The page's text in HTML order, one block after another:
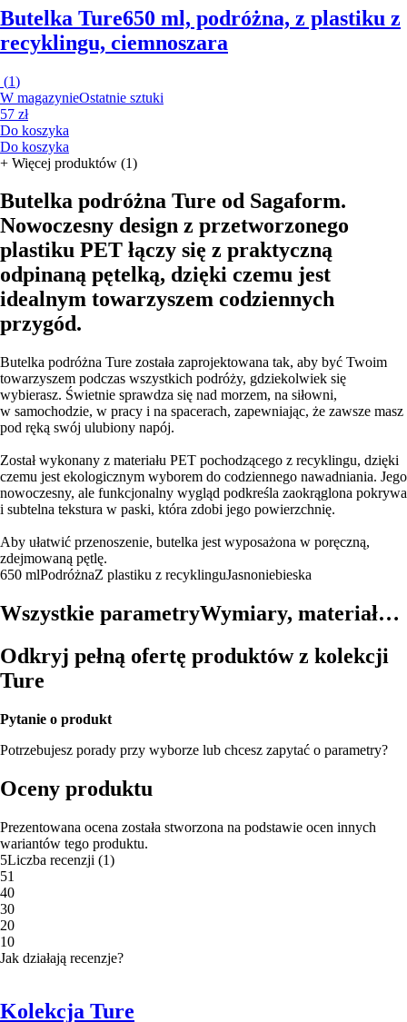
Butelka Ture650 ml, podróżna, z plastiku z
recyklingu, ciemnoszara
(1)
W magazynieOstatnie sztuki
57 zł
Do koszyka
Do koszyka
+ Więcej produktów (1)
Butelka podróżna Ture od Sagaform.
Nowoczesny design z przetworzonego
plastiku PET łączy się z praktyczną
odpinaną pętelką, dzięki czemu jest
idealnym towarzyszem codziennych
przygód.
Butelka podróżna Ture została zaprojektowana tak, aby być Twoim
towarzyszem podczas wszystkich podróży, gdziekolwiek się
wybierasz. Świetnie sprawdza się nad morzem, na siłowni,
w samochodzie, w pracy i na spacerach, zapewniając, że zawsze masz
pod ręką swój ulubiony napój.
Został wykonany z materiału PET pochodzącego z recyklingu, dzięki
czemu jest ekologicznym wyborem do codziennego nawadniania. Jego
nowoczesny, ale funkcjonalny wygląd podkreśla zaokrąglona pokrywa
i subtelna tekstura w paski, która zdobi jego powierzchnię.
Aby ułatwić przenoszenie, butelka jest wyposażona w poręczną,
zdejmowaną pętlę.
650 mlPodróżnaZ plastiku z recyklinguJasnoniebieska
Wszystkie parametryWymiary, materiał…
Odkryj pełną ofertę produktów z kolekcji
Ture
Pytanie o produkt
Potrzebujesz porady przy wyborze lub chcesz zapytać o parametry?
Oceny produktu
Prezentowana ocena została stworzona na podstawie ocen innych
wariantów tego produktu.
5Liczba recenzji (1)
51
40
30
20
10
Jak działają recenzje?
Kolekcja Ture